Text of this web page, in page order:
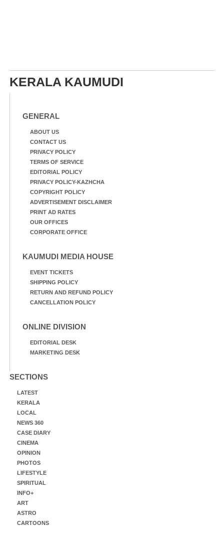
KERALA KAUMUDI
GENERAL
ABOUT US
CONTACT US
PRIVACY POLICY
TERMS OF SERVICE
EDITORIAL POLICY
PRIVACY POLICY-KAZHCHA
COPYRIGHT POLICY
ADVERTISEMENT DISCLAIMER
PRINT AD RATES
OUR OFFICES
CORPORATE OFFICE
KAUMUDI MEDIA HOUSE
EVENT TICKETS
SHIPPING POLICY
RETURN AND REFUND POLICY
CANCELLATION POLICY
ONLINE DIVISION
EDITORIAL DESK
MARKETING DESK
SECTIONS
LATEST
KERALA
LOCAL
NEWS 360
CASE DIARY
CINEMA
OPINION
PHOTOS
LIFESTYLE
SPIRITUAL
INFO+
ART
ASTRO
CARTOONS